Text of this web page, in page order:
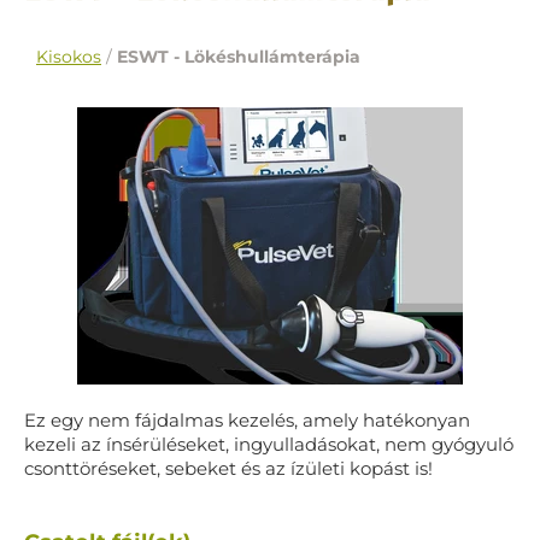
Kisokos / ESWT - Lökéshullámterápia
Ez egy nem fájdalmas kezelés, amely hatékonyan
kezeli az ínsérüléseket, ingyulladásokat, nem gyógyuló
csonttöréseket, sebeket és az ízületi kopást is!